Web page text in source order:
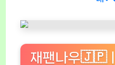
재팬나우🇯🇵